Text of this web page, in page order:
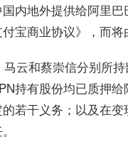
内地外提供给阿里
宝商业协议》，而将
云和蔡崇信分别所
持有股份均已质押
若干义务；以及在